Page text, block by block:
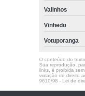
Valinhos
Vinhedo
Votuporanga
O conteúdo do
Sua reprodução,
links, é proibida
violação de direito
9610/98 - Lei de